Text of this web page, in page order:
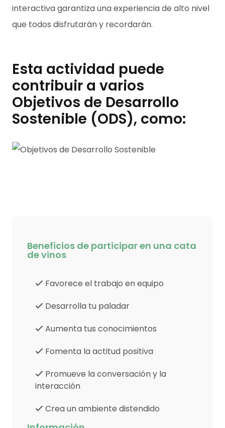
interactiva garantiza una experiencia de alto nivel
que todos disfrutarán y recordarán.
Esta actividad puede
contribuir a varios
Objetivos de Desarrollo
Sostenible (ODS), como:
Beneficios de participar en una cata
de vinos
Favorece el trabajo en equipo
Desarrolla tu paladar
Aumenta tus conocimientos
Fomenta la actitud positiva
Promueve la conversación y la
interacción
Crea un ambiente distendido